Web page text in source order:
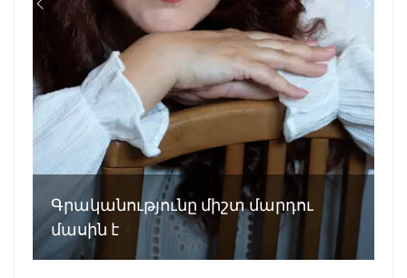
Գրականությունը միշտ մարդու
մասին է